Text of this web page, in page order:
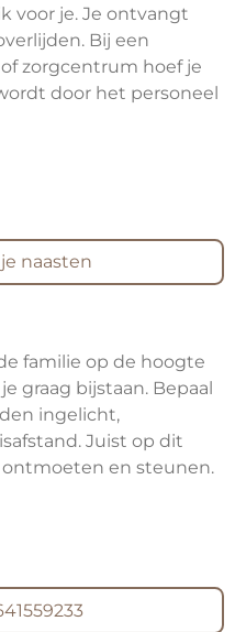
voor je. Je ontvangt
Bij een
zorgcentrum hoef je
door het personeel
naasten
familie op de hoogte
graag bijstaan. Bepaal
ingelicht,
Juist op dit
en steunen.